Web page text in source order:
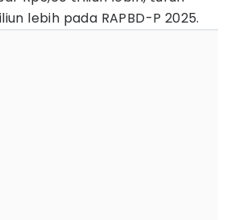
lebih pada RAPBD-P 2025.